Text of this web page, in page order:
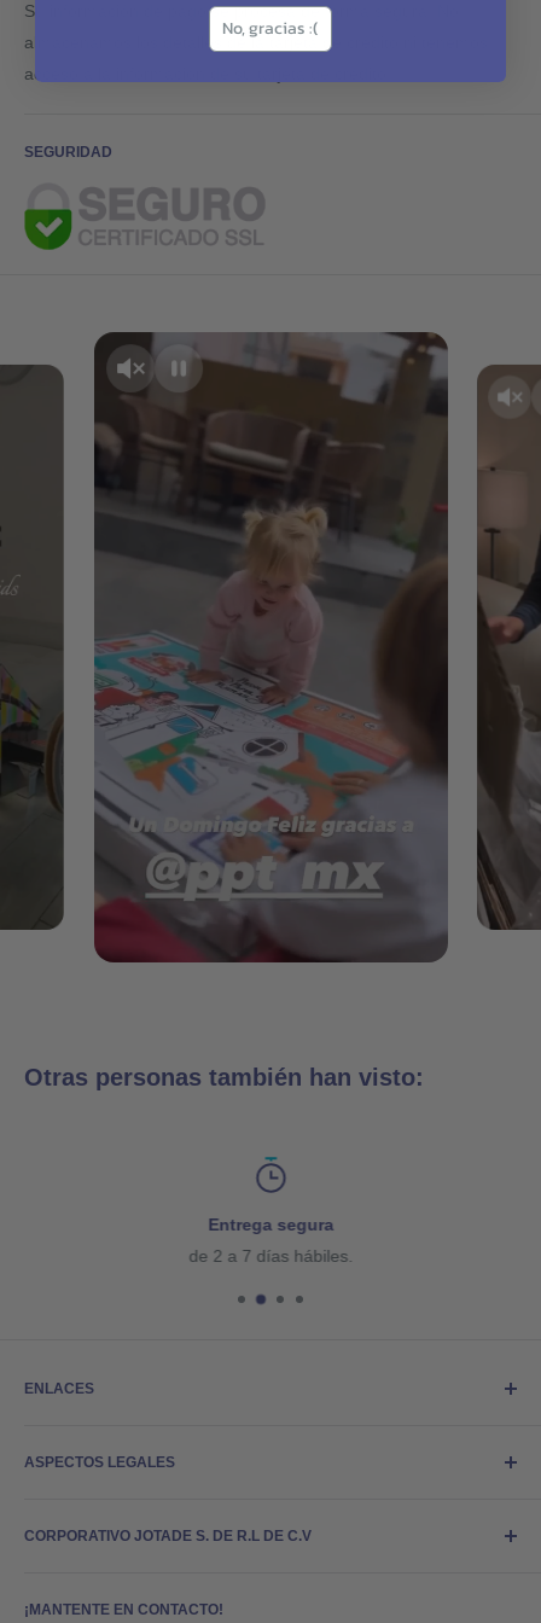
Su información de pago se procesa de forma segura. No
almacenamos los detalles de la tarjeta de crédito ni tenemos
acceso a la información de su tarjeta de crédito.
SEGURIDAD
Otras personas también han visto:
Entrega segura
de 2 a 7 días hábiles.
ENLACES
Facturación
Preguntas Frecuentes
ASPECTOS LEGALES
Derechos de Autor
Política de Privacidad
CORPORATIVO JOTADE S. DE R.L DE C.V
Piedra, Papel o Tijeras®, concepto, cuentos, personajes,
¡MANTENTE EN CONTACTO!
No, gracias :(